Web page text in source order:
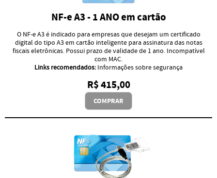
NF-e A3 - 1 ANO em cartão
O NF-e A3 é indicado para empresas que desejam um certificado
digital do tipo A3 em cartão inteligente para assinatura das notas
fiscais eletrônicas. Possui prazo de validade de 1 ano. Incompatível
com MAC.
Links recomendados: Informações sobre segurança
R$ 415,00
COMPRAR